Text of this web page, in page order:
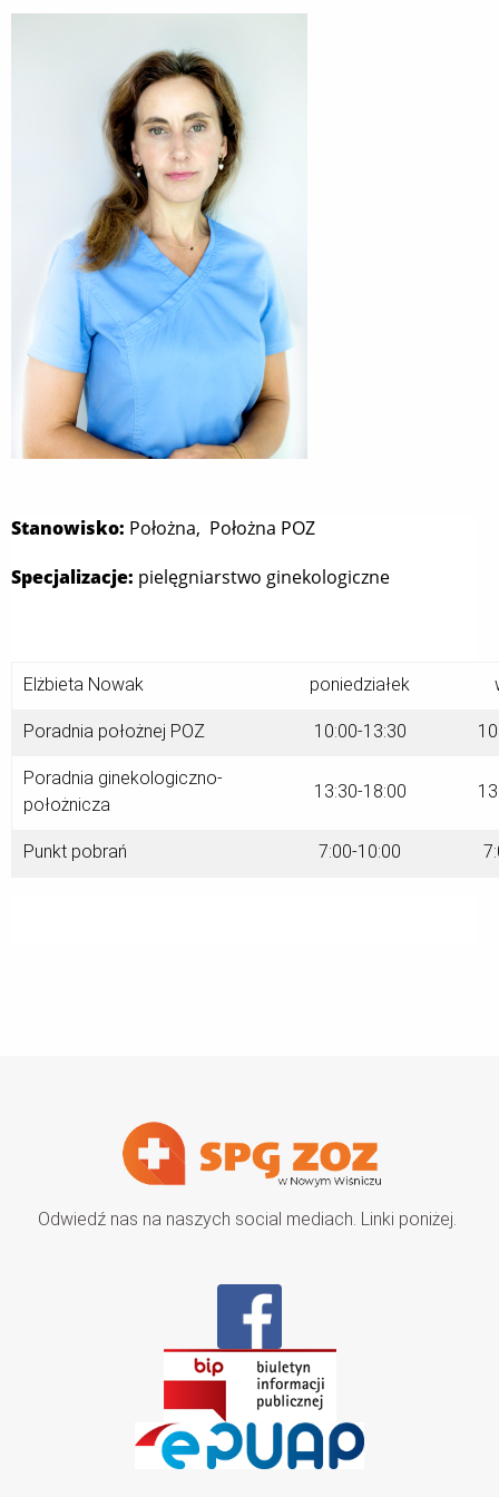
Stanowisko: Położna, Położna POZ
Specjalizacje: pielęgniarstwo ginekologiczne
Elżbieta Nowak poniedziałek
Poradnia położnej POZ 10:00-13:30
Poradnia ginekologiczno-
położnicza
13:30-18:00
Punkt pobrań 7:00-10:00
Odwiedź nas na naszych social mediach. Linki poniżej.